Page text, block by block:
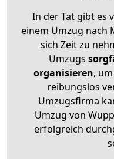
In der Tat gibt es
einem Umzug nach
sich Zeit zu
Umzugs
organisieren,
reibungslos
Umzugsfirma
Umzug von
erfolgreich